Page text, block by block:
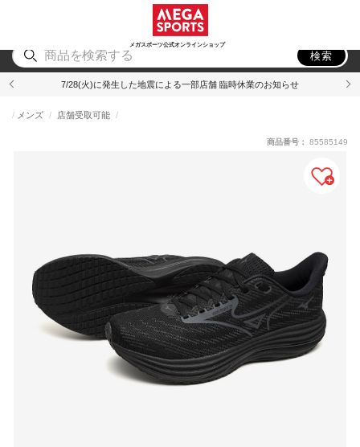
メガスポーツ公式オンラインショップ
アウトドア
検索
7/28(火)に発生した地震による一部店舗 臨時休業のお知らせ
メンズ 店舗受取可能
商品番号： 85585149